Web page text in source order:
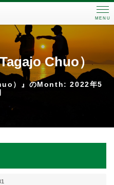
MENU
Chuo）
）』のMonth: 2022年5